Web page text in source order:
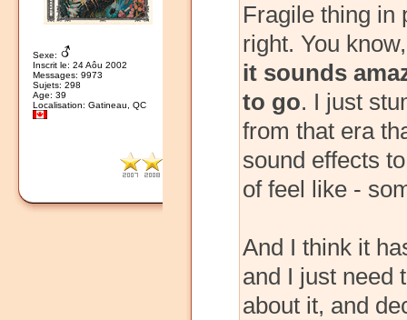
Sexe:
Inscrit le: 24 Aôu 2002
Messages: 9973
Sujets: 298
Age: 39
Localisation: Gatineau, QC
Fragile thing in
right. You
it sounds
to go. I just
from that era
sound effects
of feel like -
And I think it
and I just need
about it, and